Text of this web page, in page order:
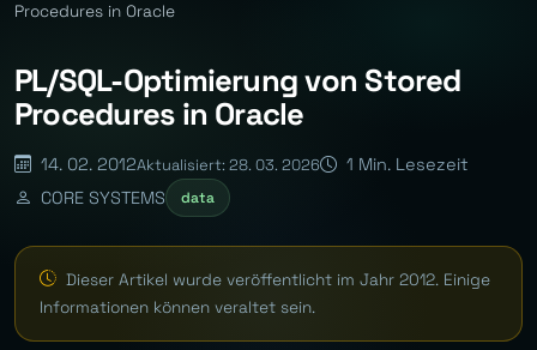
Procedures in Oracle
PL/SQL-Optimierung von Stored
Procedures in Oracle
14. 02. 2012Aktualisiert: 28. 03. 2026
1 Min. Lesezeit
CORE SYSTEMS
data
Dieser Artikel wurde veröffentlicht im Jahr 2012. Einige
Informationen können veraltet sein.